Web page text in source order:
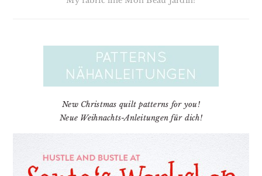
New Christmas quilt patterns for you!
Neue Weihnachts-Anleitungen für dich!